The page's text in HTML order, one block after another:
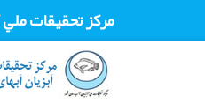
مرکز تحقيقات